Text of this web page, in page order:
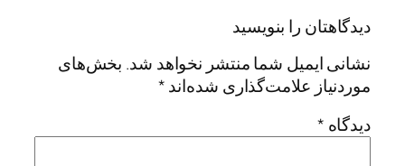
دیدگاهتان را بنویسید
نشانی ایمیل شما منتشر نخواهد شد. بخش‌های
موردنیاز علامت‌گذاری شده‌اند*
دیدگاه *